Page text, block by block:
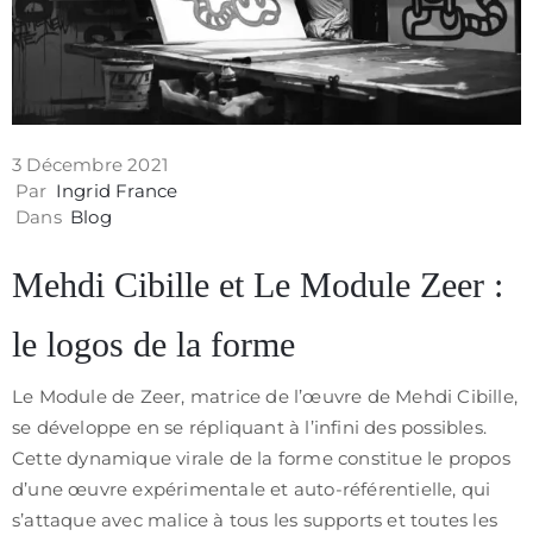
Politique
de
confidentialité
CGV
3 Décembre 2021
Par Ingrid France
Dans Blog
Mehdi Cibille et Le Module Zeer :
le logos de la forme
Le Module de Zeer, matrice de l’œuvre de Mehdi Cibille,
se développe en se répliquant à l’infini des possibles.
Cette dynamique virale de la forme constitue le propos
d’une œuvre expérimentale et auto-référentielle, qui
s’attaque avec malice à tous les supports et toutes les